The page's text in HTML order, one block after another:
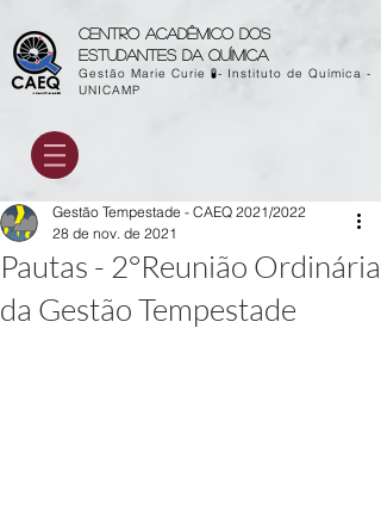
Centro acadêmico dos
estudantes da química
Gestão Marie Curie 🧪- Instituto de Química -
UNICAMP
Pautas - 2°Reunião Ordinária
da Gestão Tempestade
Gestão Tempestade - CAEQ 2021/2022
28 de nov. de 2021